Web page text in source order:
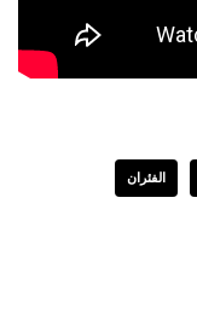
الفئران